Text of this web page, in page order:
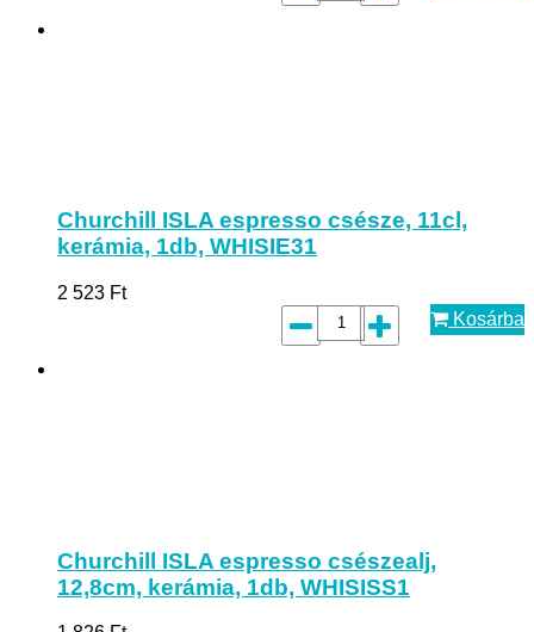
Churchill ISLA espresso csésze, 11cl,
kerámia, 1db, WHISIE31
2 523 Ft
Kosárba
Churchill ISLA espresso csészealj,
12,8cm, kerámia, 1db, WHISISS1